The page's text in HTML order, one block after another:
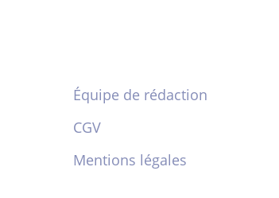
Équipe de rédaction
CGV
Mentions légales